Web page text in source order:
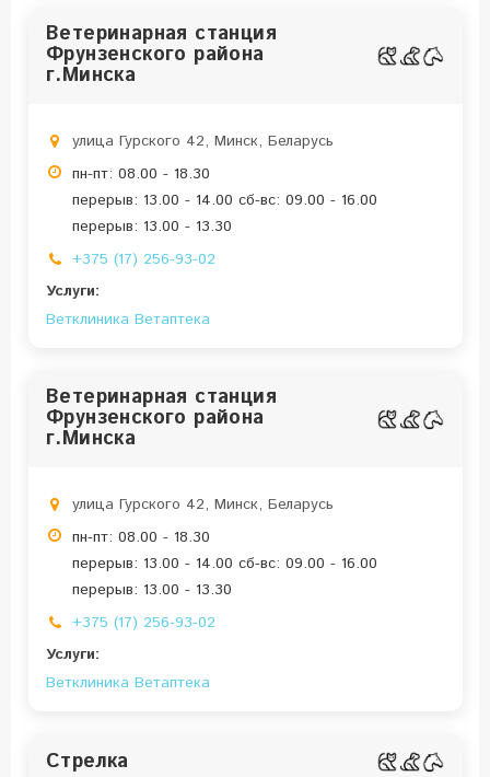
Ветеринарная станция
Фрунзенского района
г.Минска
улица Гурского 42, Минск, Беларусь
пн-пт: 08.00 - 18.30
перерыв: 13.00 - 14.00 сб-вс: 09.00 - 16.00
перерыв: 13.00 - 13.30
+375 (17) 256-93-02
Услуги:
Ветклиника Ветаптека
Ветеринарная станция
Фрунзенского района
г.Минска
улица Гурского 42, Минск, Беларусь
пн-пт: 08.00 - 18.30
перерыв: 13.00 - 14.00 сб-вс: 09.00 - 16.00
перерыв: 13.00 - 13.30
+375 (17) 256-93-02
Услуги:
Ветклиника Ветаптека
Стрелка